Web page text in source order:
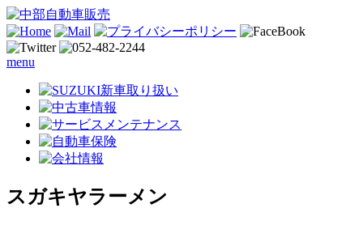
menu
スガキヤラーメン